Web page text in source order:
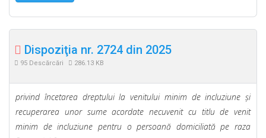
Dispoziţia nr. 2724 din 2025
95 Descărcări 286.13 KB
privind încetarea dreptului la venitului minim de incluziune şi
recuperarea unor sume acordate necuvenit cu titlu de venit
minim de incluziune pentru o persoană domiciliată pe raza